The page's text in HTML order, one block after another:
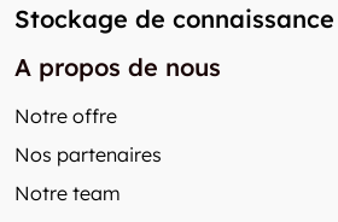
Stockage de connaissance
A propos de nous
Notre offre
Nos partenaires
Notre team